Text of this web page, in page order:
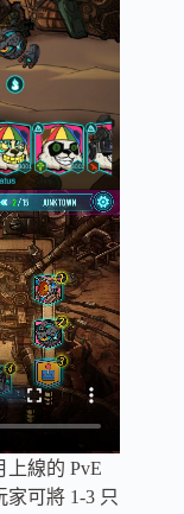
上線的 PvE
可將 1-3 只